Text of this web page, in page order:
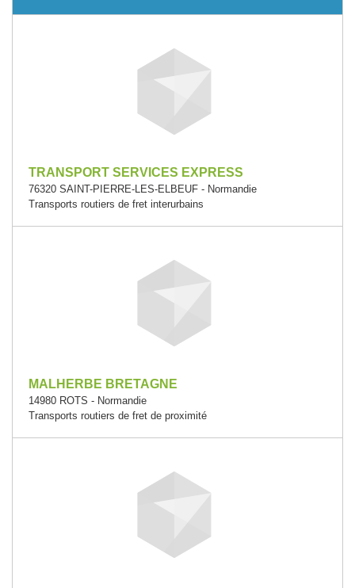
TRANSPORT SERVICES EXPRESS
76320 SAINT-PIERRE-LES-ELBEUF - Normandie
Transports routiers de fret interurbains
MALHERBE BRETAGNE
14980 ROTS - Normandie
Transports routiers de fret de proximité